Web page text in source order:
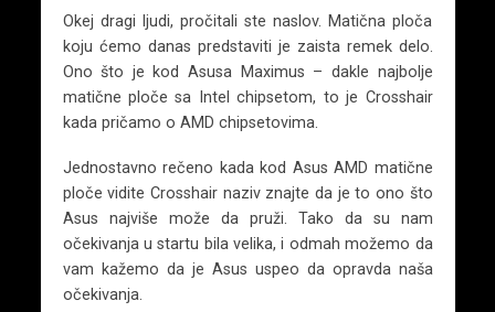
Okej dragi ljudi, pročitali ste naslov. Matična ploča
koju ćemo danas predstaviti je zaista remek delo.
Ono što je kod Asusa Maximus – dakle najbolje
matične ploče sa Intel chipsetom, to je Crosshair
kada pričamo o AMD chipsetovima.
Jednostavno rečeno kada kod Asus AMD matične
ploče vidite Crosshair naziv znajte da je to ono što
Asus najviše može da pruži. Tako da su nam
očekivanja u startu bila velika, i odmah možemo da
vam kažemo da je Asus uspeo da opravda naša
očekivanja.